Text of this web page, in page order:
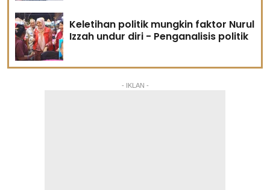
Keletihan politik mungkin faktor Nurul
Izzah undur diri - Penganalisis politik
- IKLAN -